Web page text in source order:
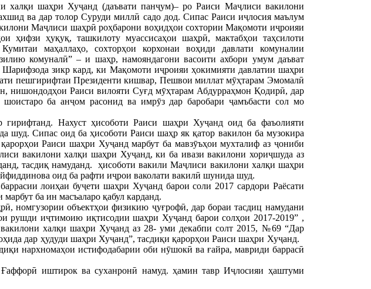
халқи шаҳри Хуҷанд (даъвати панҷум)– ро Раиси Маҷлиси вакилони
ва дар толор Суруди миллӣ садо дод. Сипас Раиси иҷлосия маълум
Маҷлиси шаҳрӣ роҳбарони воҳидҳои сохтории Мақомоти иҷроияи
ҳифзи ҳуқуқ, ташкилоту муассисаҳои шаҳрӣ, мактабҳои таҳсилоти
маҳаллаҳо, сохторҳои корхонаи воҳиди давлати комуналии
комуналӣ” – и шаҳр, намояндагони васоити ахбори умум даъват
зикр кард, ки Мақомоти иҷроияи ҳокимияти давлатии шаҳри
пешгирифтаи Президенти кишвар, Пешвои миллат мӯҳтарам Эмомалӣ
нишондодҳои Раиси вилояти Суғд мӯҳтарам Абдурраҳмон Қодирӣ, дар
ба анҷом расонид ва имрӯз дар баробари ҷамъбасти сол мо
гирифтанд. Нахуст ҳисоботи Раиси шаҳри Хуҷанд оид ба фаъолияти
Сипас оид ба ҳисоботи Раиси шаҳр як қатор вакилон ба музокира
Раиси шаҳри Хуҷанд марбут ба мавзӯъҳои мухталиф аз ҷониби
вакилони халқи шаҳри Хуҷанд, ки ба ивази вакилони хориҷшуда аз
тасдиқ намуданд. ҳисоботи вакили Маҷлиси вакилони халқи шаҳри
оид ба рафти иҷрои ваколати вакилӣ шунида шуд.
лоиҳаи буҷети шаҳри Хуҷанд барои соли 2017 сардори Раёсати
ба ин масъаларо қабул карданд.
номгузории объектҳои физикию ҷуғрофӣ, дар бораи тасдиц намудани
рушди иҷтимоию иқтисодии шаҳри Хуҷанд барои солҳои 2017-2019” ,
халқи шаҳри Хуҷанд аз 28- уми декабпи солт 2015, №69 “Дар
дар ҳудуди шаҳри Хуҷанд”, тасдиқи қарорҳои Раиси шаҳри Хуҷанд.
нархномаҳои истифодабарии оби нӯшокӣ ва ғайра, мавриди баррасӣ
иштирок ва суханронӣ намуд. ҳамин тавр Иҷлосияи ҳаштуми